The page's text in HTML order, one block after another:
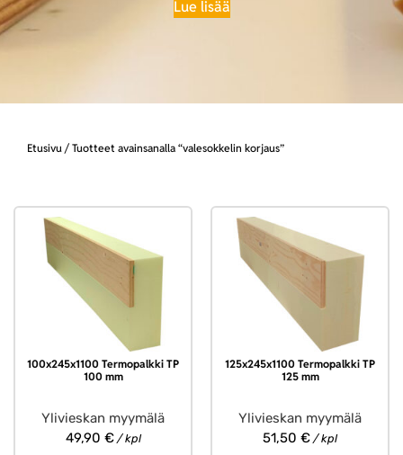
Lue lisää
Etusivu / Tuotteet avainsanalla “valesokkelin korjaus”
100x245x1100 Termopalkki TP
100 mm
Ylivieskan myymälä
49,90 €/ kpl
125x245x1100 Termopalkki TP
125 mm
Ylivieskan myymälä
51,50 € / kpl